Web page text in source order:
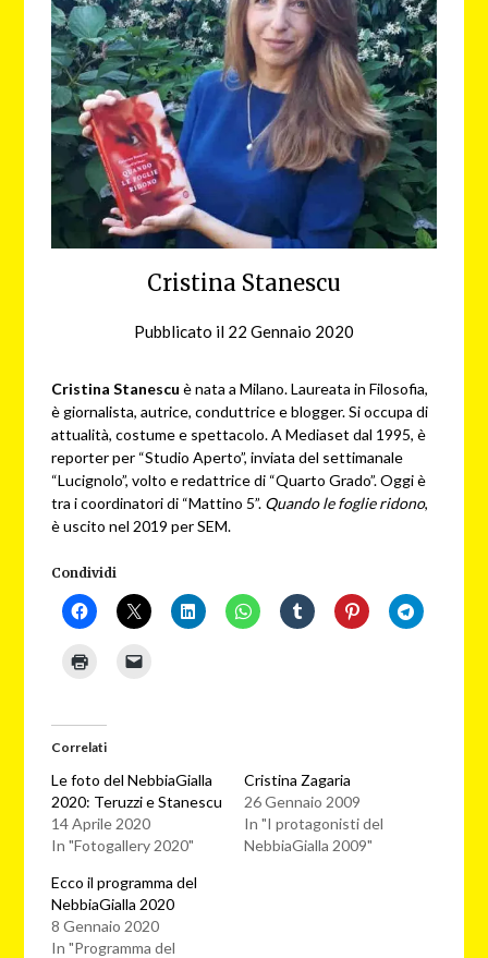
Cristina Stanescu
Pubblicato il 22 Gennaio 2020
web
Cristina Stanescu è nata a Milano. Laureata in Filosofia,
è giornalista, autrice, conduttrice e blogger. Si occupa di
attualità, costume e spettacolo. A Mediaset dal 1995, è
reporter per “Studio Aperto”, inviata del settimanale
“Lucignolo”, volto e redattrice di “Quarto Grado”. Oggi è
tra i coordinatori di “Mattino 5”. Quando le foglie ridono,
è uscito nel 2019 per SEM.
Condividi
Correlati
Le foto del NebbiaGialla
2020: Teruzzi e Stanescu
14 Aprile 2020
In "Fotogallery 2020"
Cristina Zagaria
26 Gennaio 2009
In "I protagonisti del
NebbiaGialla 2009"
Ecco il programma del
NebbiaGialla 2020
8 Gennaio 2020
In "Programma del